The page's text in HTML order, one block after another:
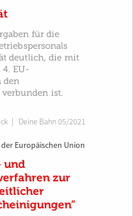
für die
deutlich, die mit
4. EU-
den
ist.
Deine Bahn 05/2021
Europäischen Union
und
zur